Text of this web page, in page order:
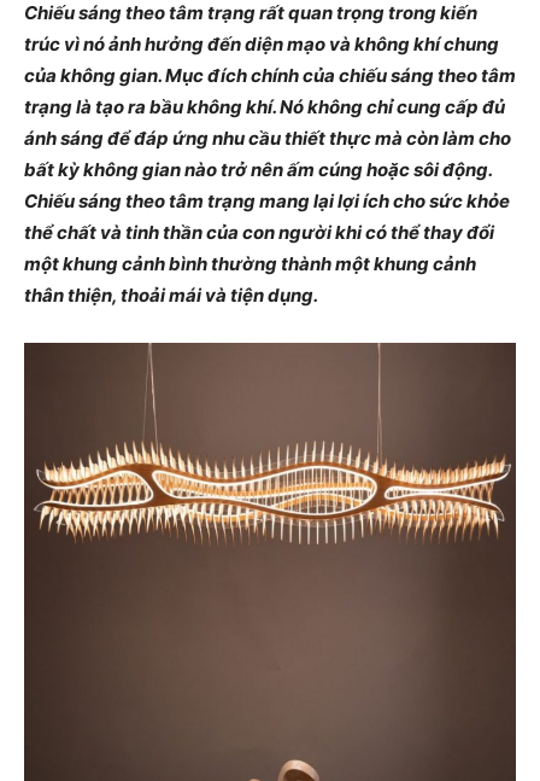
Chiếu sáng theo tâm trạng rất quan trọng trong kiến ​​
trúc vì nó ảnh hưởng đến diện mạo và không khí chung
của không gian. Mục đích chính của chiếu sáng theo tâm
trạng là tạo ra bầu không khí. Nó không chỉ cung cấp đủ
ánh sáng để đáp ứng nhu cầu thiết thực mà còn làm cho
bất kỳ không gian nào trở nên ấm cúng hoặc sôi động.
Chiếu sáng theo tâm trạng mang lại lợi ích cho sức khỏe
thể chất và tinh thần của con người khi có thể thay đổi
một khung cảnh bình thường thành một khung cảnh
thân thiện, thoải mái và tiện dụng.